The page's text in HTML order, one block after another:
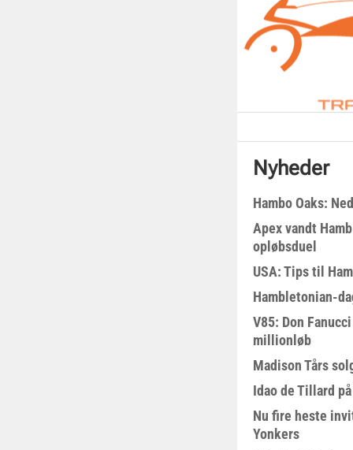
Nyheder
Hambo Oaks:
Apex vandt
opløbsduel
USA: Tips til
Hambletonian-
V85: Don
millionløb
Madison Tårs
Idao de Tillard
Nu fire heste
Yonkers